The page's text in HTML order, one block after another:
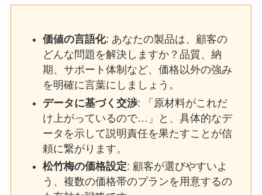
価値の言語化: あなたの製品は、顧客の
どんな問題を解決しますか？品質、納
期、サポート体制など、価格以外の強み
を明確に言葉にしましょう。
データに基づく交渉: 「原材料がこれだ
け上がっているので…」と、具体的なデ
ータを示して説明責任を果たすことが信
頼に繋がります。
松竹梅の価格設定: 顧客が選びやすいよ
う、複数の価格帯のプランを用意するの